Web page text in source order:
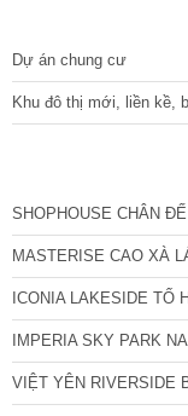
Dự án chung cư
Khu đô thị mới, liền kề,
SHOPHOUSE CHÂN
MASTERISE CAO XÀ
ICONIA LAKESIDE TỐ
IMPERIA SKY PARK
VIỆT YÊN RIVERSIDE